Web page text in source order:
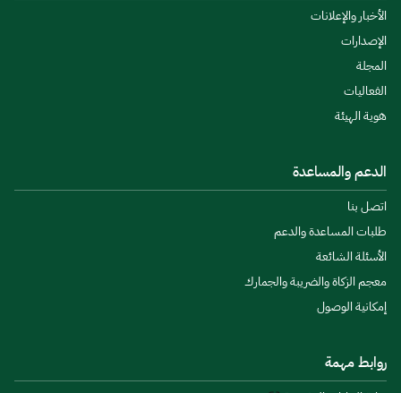
الأخبار والإعلانات
الإصدارات
المجلة
الفعاليات
هوية الهيئة
الدعم والمساعدة
اتصل بنا
طلبات المساعدة والدعم
الأسئلة الشائعة
معجم الزكاة والضريبة والجمارك
إمكانية الوصول
روابط مهمة